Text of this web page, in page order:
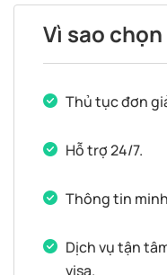
Vì sao chọn
Thủ tục đơn
Hỗ trợ 24/7.
Thông tin
Dịch vụ tận
visa.